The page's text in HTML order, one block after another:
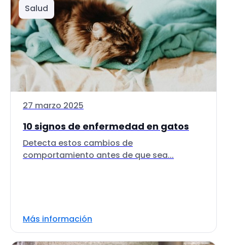
Salud
27 marzo 2025
10 signos de enfermedad en gatos
Detecta estos cambios de
comportamiento antes de que sea...
Más información